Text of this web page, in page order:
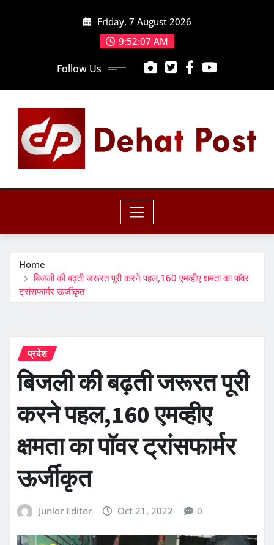
Friday, 7 August 2026
9:52:09 AM
Follow Us
Home
बिजली की बढ़ती जरूरत पूरी करने पहल,160 एमव्हीए क्षमता का पाॅवर
ट्रांसफार्मर ऊर्जीकृत
प्रदेश
बिजली की बढ़ती जरूरत पूरी
करने पहल,160 एमव्हीए
क्षमता का पाॅवर ट्रांसफार्मर
ऊर्जीकृत
Junior Editor Oct 21, 2022 0